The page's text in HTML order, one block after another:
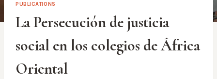
PUBLICATIONS
La Persecución de justicia
social en los colegios de África
Oriental